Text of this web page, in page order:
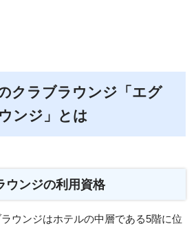
クラブラウンジ「エグ
ンジ」とは
ウンジの利用資格
ウンジはホテルの中層である5階に位